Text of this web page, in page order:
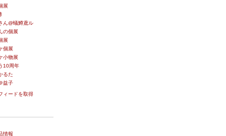
展
ん@蟻鱒鳶ル
の個展
展
個展
小物展
10周年
るた
益子
ィードを取得
情報